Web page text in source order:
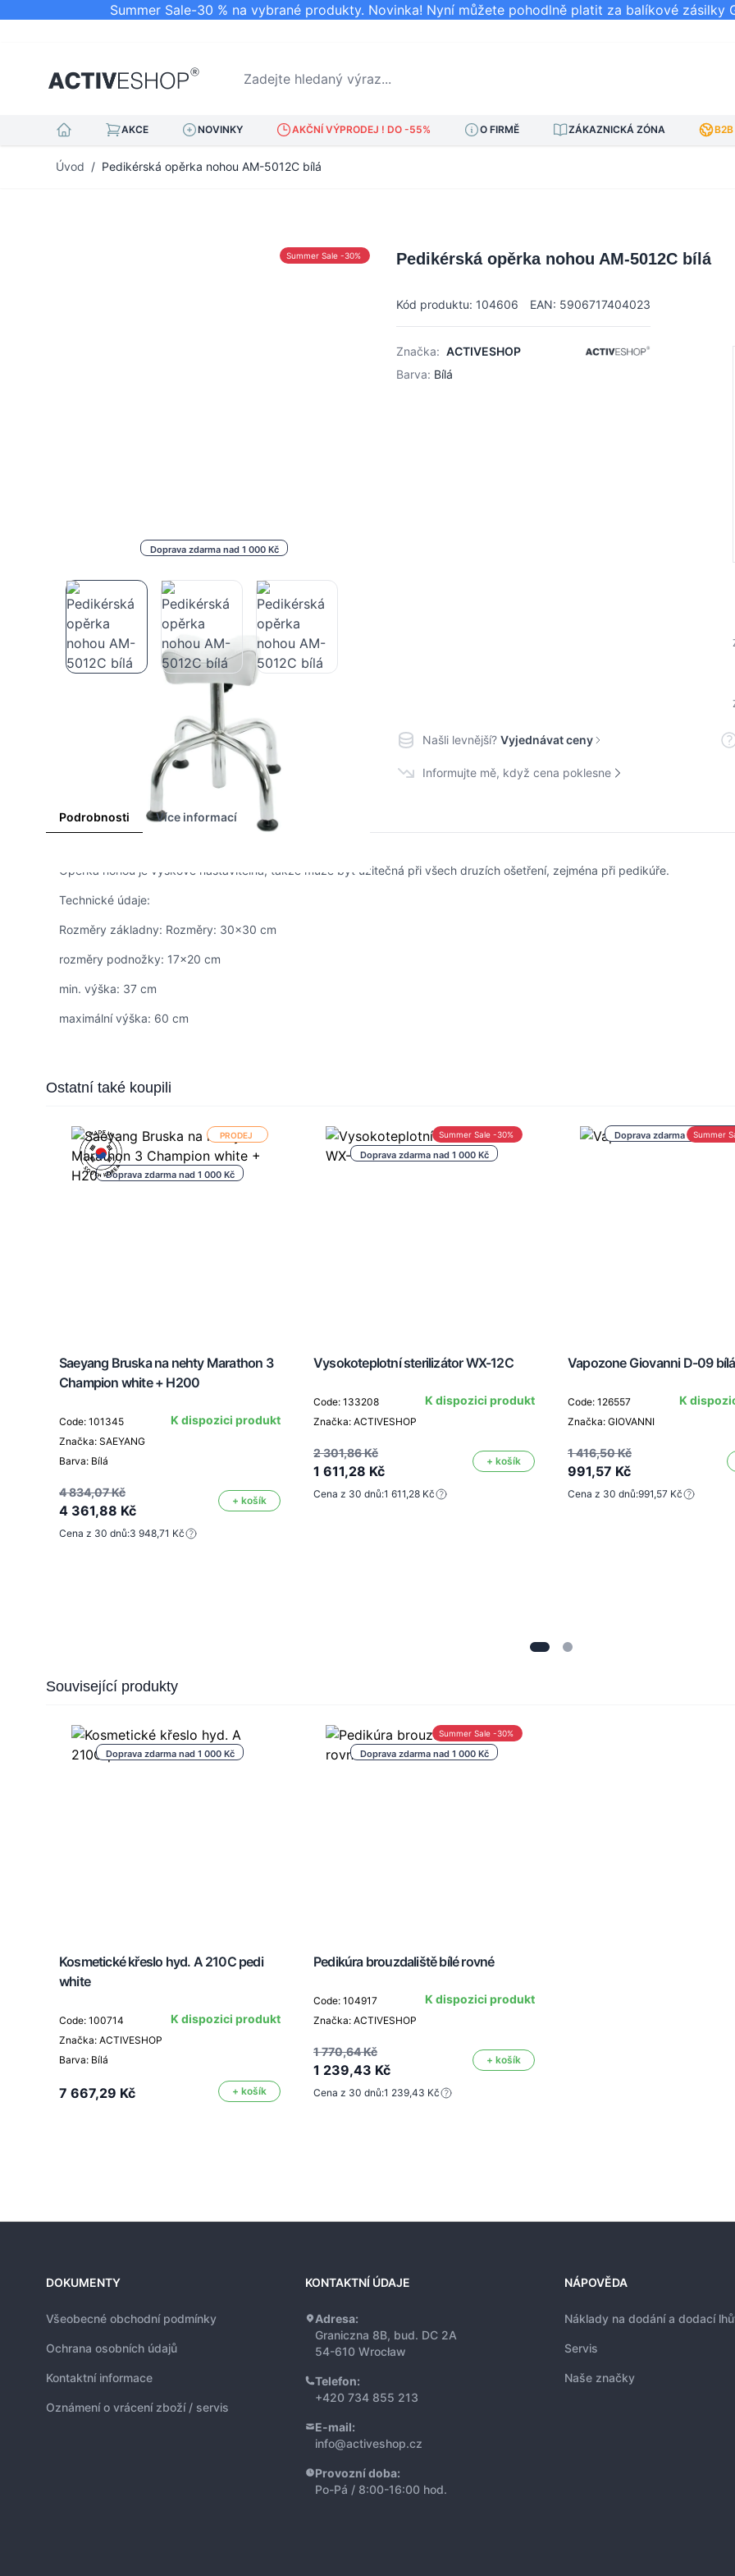
Summer Sale-30 % na vybrané produkty. Novinka! Nyní můžete pohodlně platit za balíkové zásilky
Zadejte hledaný výraz...
AKCE NOVINKY AKČNÍ VÝPRODEJ ! DO -55% O FIRMĚ ZÁKAZNICKÁ ZÓNA B2B
Úvod / Pedikérská opěrka nohou AM-5012C bílá
Doprava zdarma nad 1 000 Kč
Summer Sale -30% Pedikérská opěrka nohou AM-5012C bílá
Kód produktu: 104606 EAN: 5906717404023
Značka: ACTIVESHOP
Barva: Bílá
Našli levnější? Vyjednávat ceny
Informujte mě, když cena poklesne
Podrobnosti Více informací
Opěrka nohou je výškově nastavitelná, takže může být užitečná při všech druzích ošetření, zejména při pedikúře.
Technické údaje:
Rozměry základny: Rozměry: 30x30 cm
rozměry podnožky: 17x20 cm
min. výška: 37 cm
maximální výška: 60 cm
Press to skip carousel
Ostatní také koupili
PRODEJ
Doprava zdarma nad 1 000 Kč
Saeyang Bruska na nehty Marathon 3
Champion white + H200
Code: 101345
Značka: SAEYANG
Barva: Bílá
K dispozici produkt
4 834,07 Kč
4 361,88 Kč
+ košík
Cena z 30 dnů:3 948,71 Kč
Doprava zdarma nad 1 000 Kč
Summer Sale -30%
Vysokoteplotní sterilizátor WX-12C
Code: 133208
Značka: ACTIVESHOP
K dispozici produkt
2 301,86 Kč
1 611,28 Kč
+ košík
Cena z 30 dnů:1 611,28 Kč
Doprava zdarma nad 1 000
Summer
Vapozone Giovanni D-09 bílá
Code: 126557
Značka: GIOVANNI
K
1 416,50 Kč
991,57 Kč
Cena z 30 dnů:991,57 Kč
Press to skip carousel
Související produkty
Doprava zdarma nad 1 000 Kč
Kosmetické křeslo hyd. A 210C pedi
white
Code: 100714
Značka: ACTIVESHOP
Barva: Bílá
K dispozici produkt
7 667,29 Kč + košík
Doprava zdarma nad 1 000 Kč
Summer Sale -30%
Pedikúra brouzdaliště bílé rovné
Code: 104917
Značka: ACTIVESHOP
K dispozici produkt
1 770,64 Kč
1 239,43 Kč
+ košík
Cena z 30 dnů:1 239,43 Kč
DOKUMENTY
Všeobecné obchodní podmínky
Ochrana osobních údajů
Kontaktní informace
Oznámení o vrácení zboží / servis
KONTAKTNÍ ÚDAJE
Adresa:
Graniczna 8B, bud. DC 2A
54-610 Wrocław
Telefon:
+420 734 855 213
E-mail:
info@activeshop.cz
Provozní doba:
Po-Pá / 8:00-16:00 hod.
NÁPOVĚDA
Náklady na dodání a dodací
Servis
Naše značky